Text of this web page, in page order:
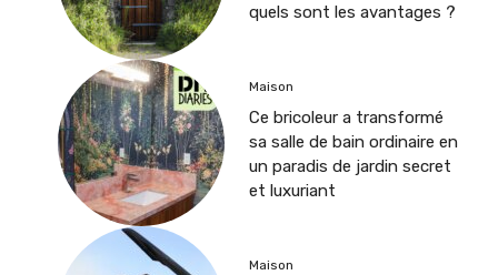
quels sont les avantages ?
Maison
Ce bricoleur a transformé
sa salle de bain ordinaire en
un paradis de jardin secret
et luxuriant
Maison